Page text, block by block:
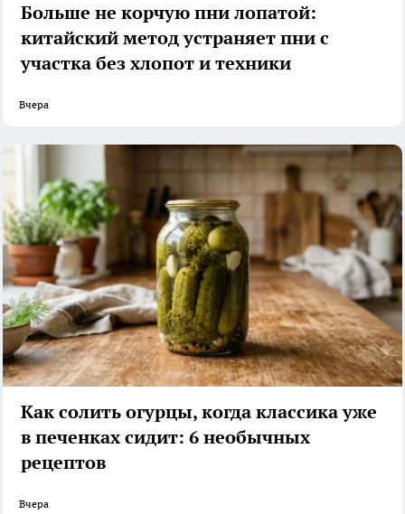
Больше не корчую пни лопатой:
китайский метод устраняет пни с
участка без хлопот и техники
Вчера
Как солить огурцы, когда классика уже
в печенках сидит: 6 необычных
рецептов
Вчера